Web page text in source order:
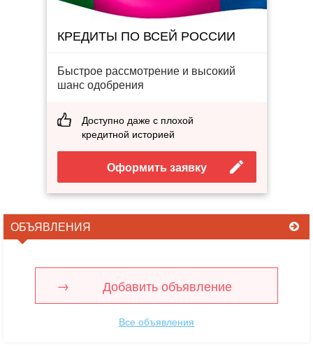
КРЕДИТЫ ПО ВСЕЙ РОССИИ
Быстрое рассмотрение и высокий
шанс одобрения
Доступно даже с плохой
кредитной историей
Оформить заявку
ОБЪЯВЛЕНИЯ
Добавить объявление
Все объявления